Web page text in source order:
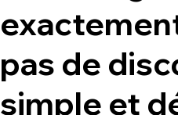
pas de
simple et